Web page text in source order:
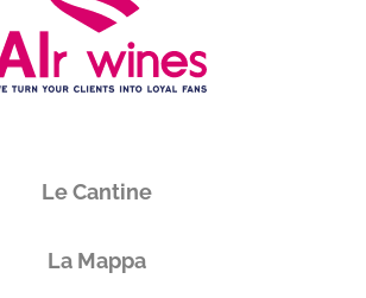
Le Cantine
La Mappa